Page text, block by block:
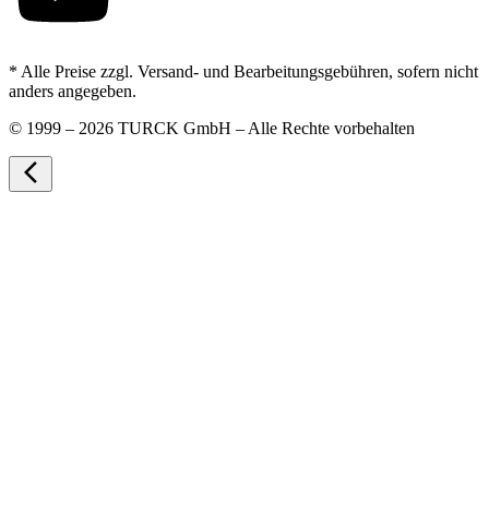
* Alle Preise zzgl. Versand- und Bearbeitungsgebühren, sofern nicht
anders angegeben.
© 1999 – 2026 TURCK GmbH – Alle Rechte vorbehalten
arrow_back_ios_new